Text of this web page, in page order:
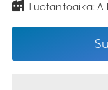
Tuotantoaika: